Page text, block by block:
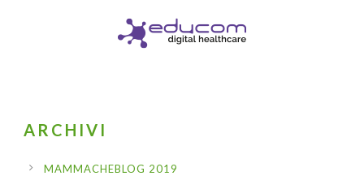
ARCHIVI
MAMMACHEBLOG 2019